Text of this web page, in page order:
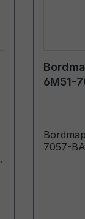
6M51-
7057-BA